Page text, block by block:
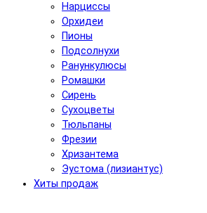
Нарциссы
Орхидеи
Пионы
Подсолнухи
Ранункулюсы
Ромашки
Сирень
Сухоцветы
Тюльпаны
Фрезии
Хризантема
Эустома (лизиантус)
Хиты продаж